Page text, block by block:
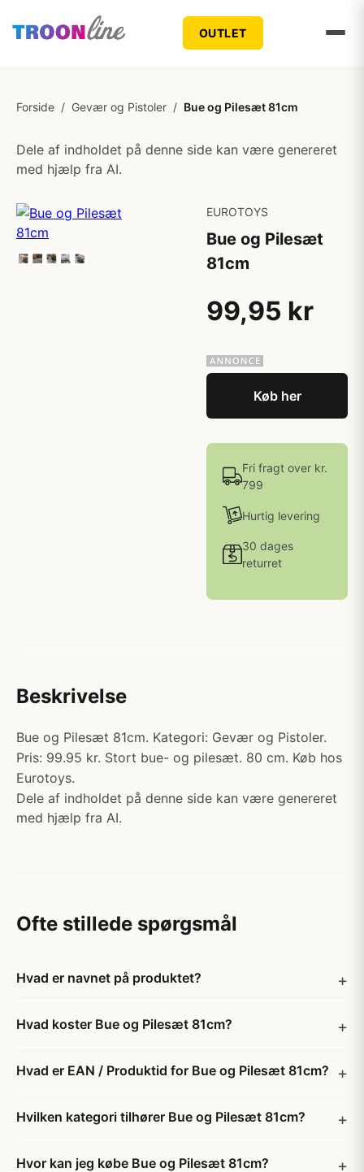
OUTLET
Forside / Gevær og Pistoler / Bue og Pilesæt 81cm
Dele af indholdet på denne side kan være genereret
med hjælp fra AI.
EUROTOYS
Bue og Pilesæt
81cm
99,95 kr
Køb her
Fri fragt over kr.
799
Hurtig levering
30 dages
returret
Beskrivelse
Bue og Pilesæt 81cm. Kategori: Gevær og Pistoler.
Pris: 99.95 kr. Stort bue- og pilesæt. 80 cm. Køb hos
Eurotoys.
Dele af indholdet på denne side kan være genereret
med hjælp fra AI.
Ofte stillede spørgsmål
Hvad er navnet på produktet?
Hvad koster Bue og Pilesæt 81cm?
Hvad er EAN / Produktid for Bue og Pilesæt 81cm?
Hvilken kategori tilhører Bue og Pilesæt 81cm?
Hvor kan jeg købe Bue og Pilesæt 81cm?